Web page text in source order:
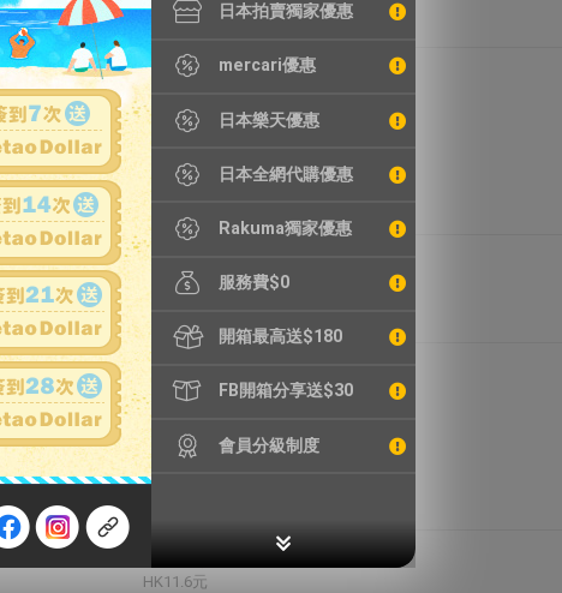
日本拍賣獨家優惠
mercari優惠
日本樂天優惠
日本全網代購優惠
Rakuma獨家優惠
服務費$0
開箱最高送$180
FB開箱分享送$30
會員分級制度
1,320円
HK69.3元
3,152円
HK165.5元
HK40.7元
220円
HK11.6元